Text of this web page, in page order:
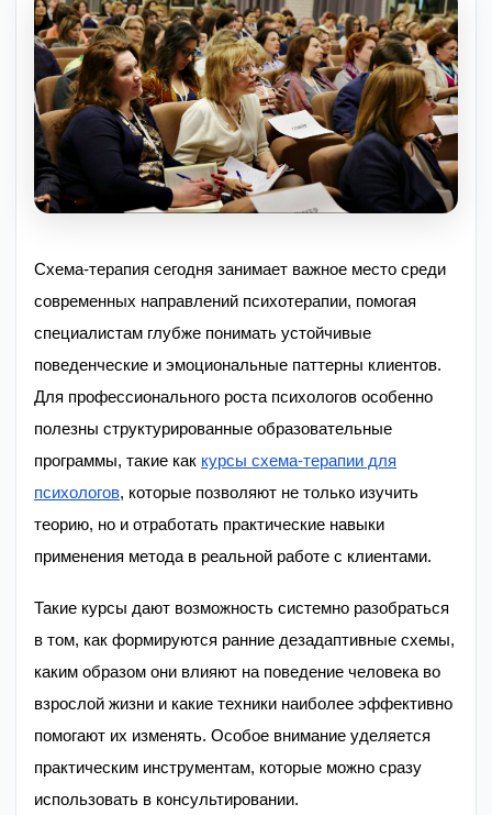
Схема-терапия сегодня занимает важное место среди
современных направлений психотерапии, помогая
специалистам глубже понимать устойчивые
поведенческие и эмоциональные паттерны клиентов.
Для профессионального роста психологов особенно
полезны структурированные образовательные
программы, такие как курсы схема-терапии для
психологов, которые позволяют не только изучить
теорию, но и отработать практические навыки
применения метода в реальной работе с клиентами.
Такие курсы дают возможность системно разобраться
в том, как формируются ранние дезадаптивные схемы,
каким образом они влияют на поведение человека во
взрослой жизни и какие техники наиболее эффективно
помогают их изменять. Особое внимание уделяется
практическим инструментам, которые можно сразу
использовать в консультировании.